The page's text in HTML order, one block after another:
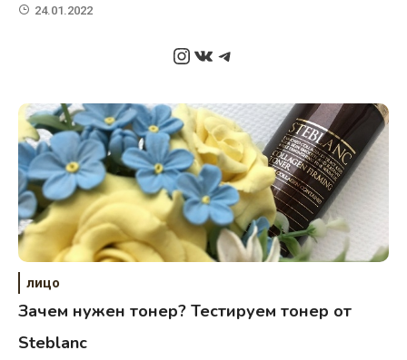
24.01.2022
Instagram
ВКонтакте
Telegram
лицо
Зачем нужен тонер? Тестируем тонер от
Steblanc